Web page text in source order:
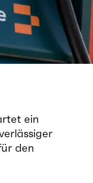
ein
den